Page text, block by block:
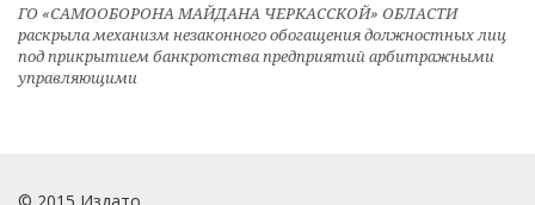
ГО «САМООБОРОНА МАЙДАНА ЧЕРКАССКОЙ» ОБЛАСТИ
раскрыла механизм незаконного обогащения должностных лиц
под прикрытием банкротства предприятий арбитражными
управляющими